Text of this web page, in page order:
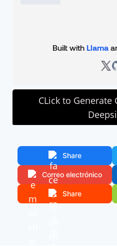
CLick to
Share
Correo electrónico
Share